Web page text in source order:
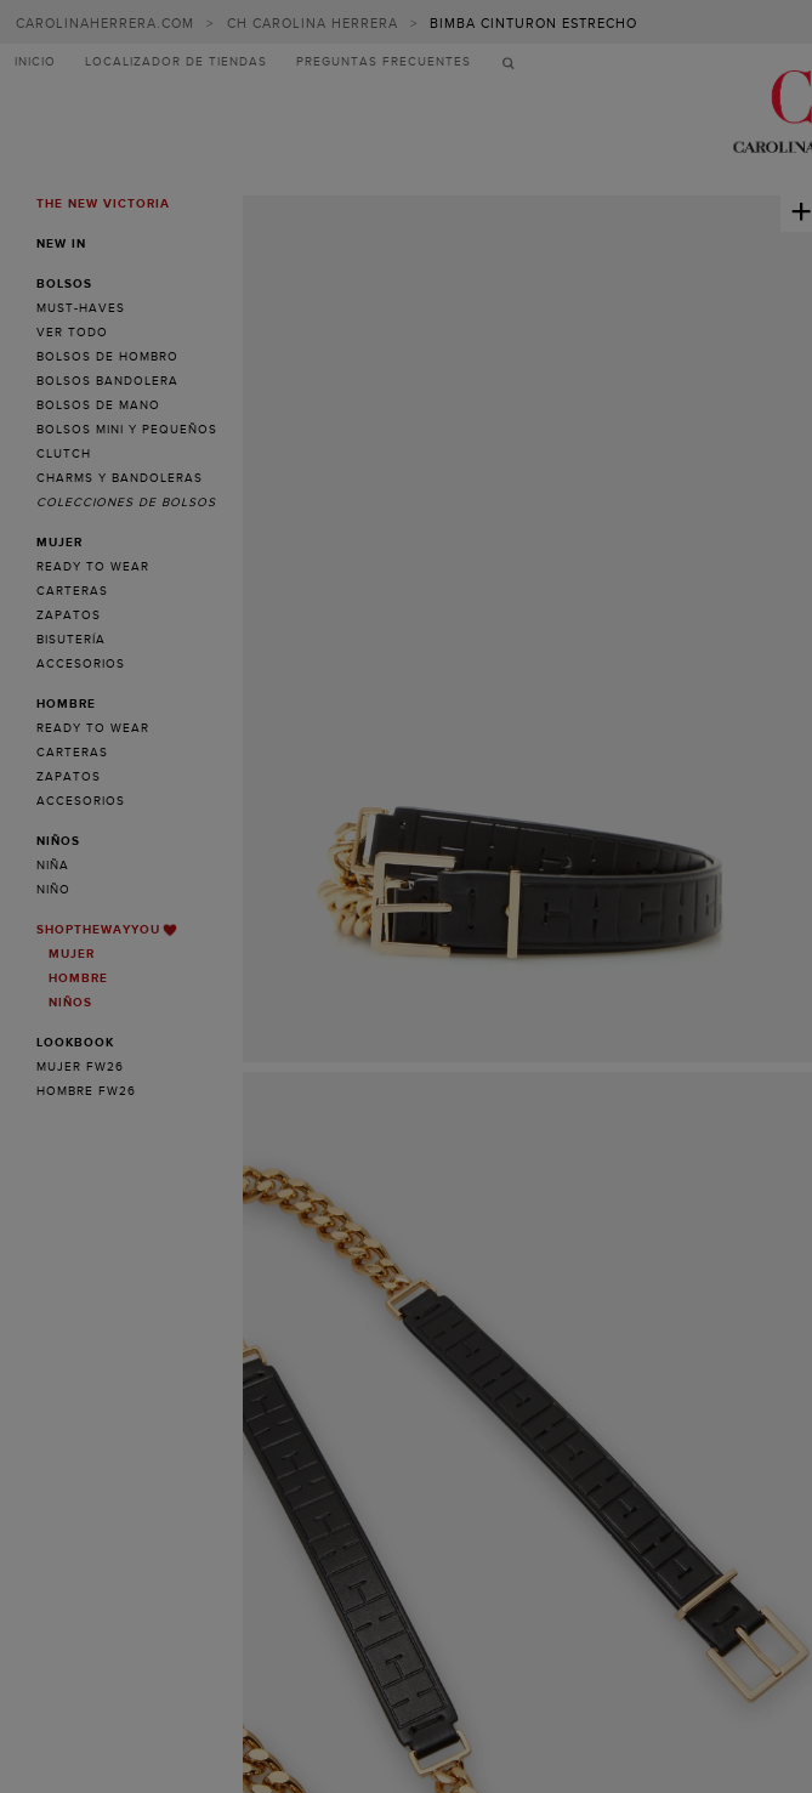
CAROLINAHERRERA.COM > CH CAROLINA HERRERA > BIMBA CINTURON ESTRECHO
INICIO LOCALIZADOR DE TIENDAS PREGUNTAS FRECUENTES
MENUTHE NEW VICTORIA
NEW IN
BOLSOS
MUST-HAVES
VER TODO
BOLSOS DE HOMBRO
BOLSOS BANDOLERA
BOLSOS DE MANO
BOLSOS MINI Y PEQUEÑOS
CLUTCH
CHARMS Y BANDOLERAS
COLECCIONES DE BOLSOS
MUJER
READY TO WEAR
CARTERAS
ZAPATOS
BISUTERÍA
ACCESORIOS
HOMBRE
READY TO WEAR
CARTERAS
ZAPATOS
ACCESORIOS
NIÑOS
NIÑA
NIÑO
SHOPTHEWAYYOU
MUJER
HOMBRE
NIÑOS
LOOKBOOK
MUJER FW26
HOMBRE FW26
+